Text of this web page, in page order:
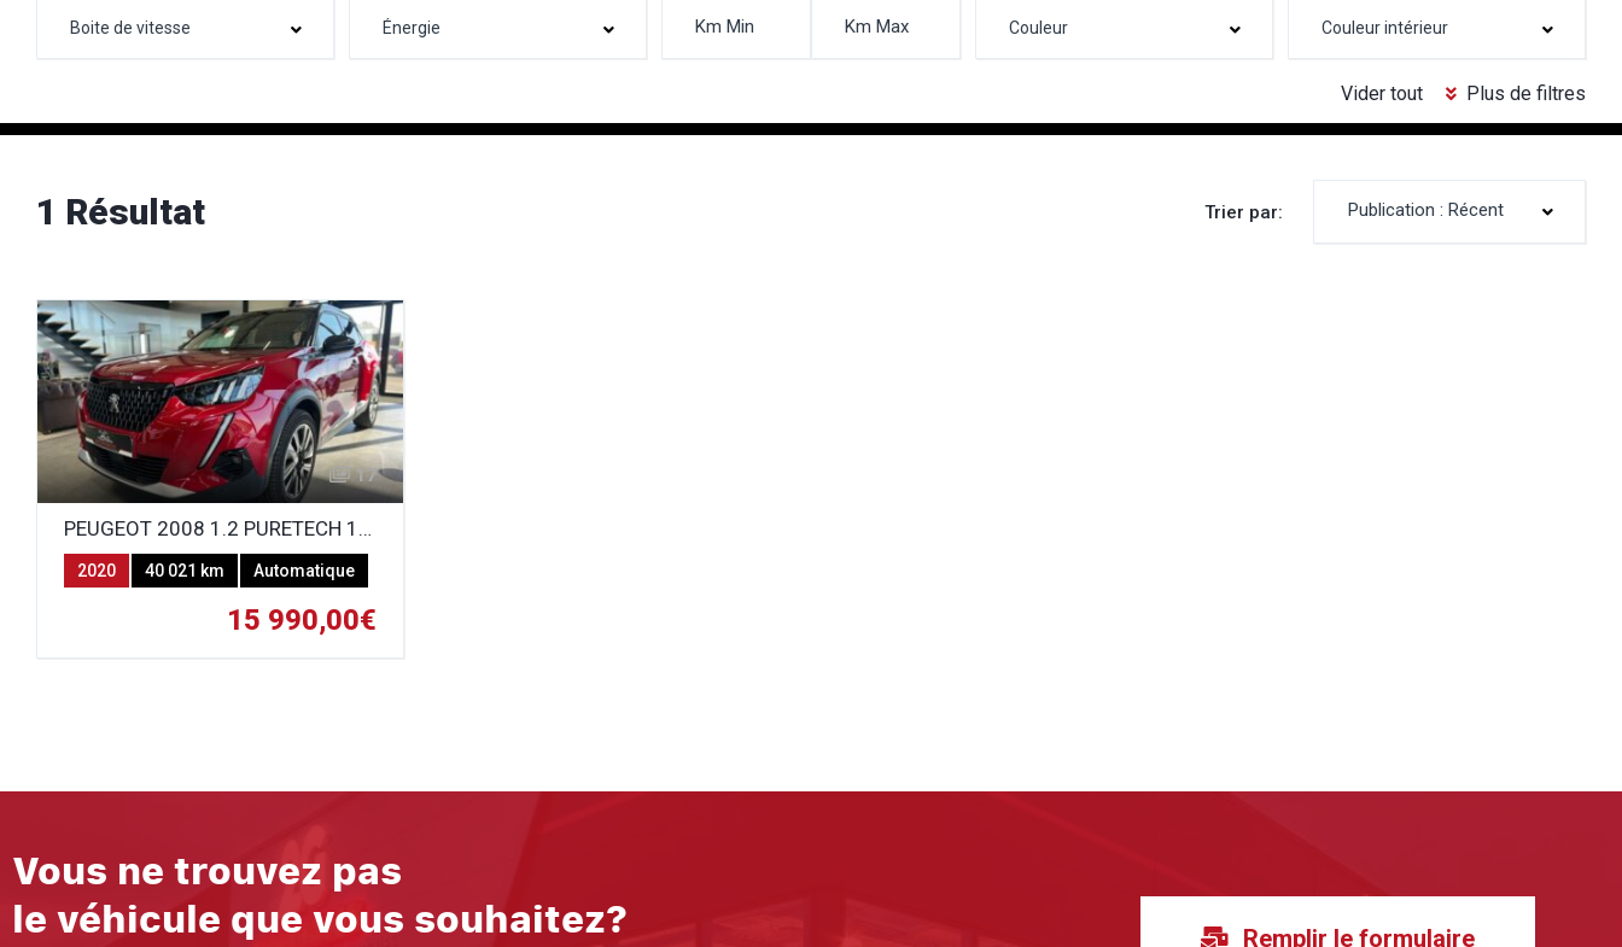
Vider tout Plus de filtres
1 Résultat Trier par: Publication : Récent
17
PEUGEOT 2008 1.2 PURETECH 155CH GT EAT8
15 990,00€
2020 40 021 km
Automatique
Vous ne trouvez pas
le véhicule que vous souhaitez?
Remplir le formulaire